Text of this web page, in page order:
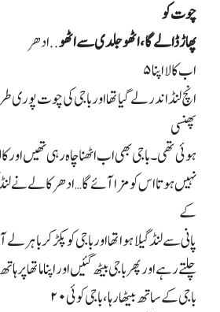
چوت کو
پھاڑ ڈالے گا، اٹھو جلدی سے اٹھو..ادھر
اب کالا اپنا۵
انچ لنڈ اندر لے گیا تھا اور باجی کی چوت
پھنسی
ہوئی تھی۔ باجی بھی اب اٹھنا چاہ رہی تھیں اور
نہیں ہوتا اس کو مزا آئے گا… ادھر کالے نے لنڈ
کے
پانی سے لنڈ گیلا ہوا تھا اور باجی کو پکڑ کر باہر
چلتے رہے اور پھر باجی بیٹھ گئیں اور اپنا ماتھا پر
باجی کے ساتھ بیٹھا رہا، باجی کوئی۲۰